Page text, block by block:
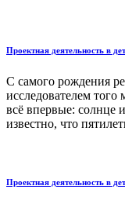
Проектная деятельность в
С самого рождения
исследователем
всё впервые: солнце
известно, что
Проектная деятельность в